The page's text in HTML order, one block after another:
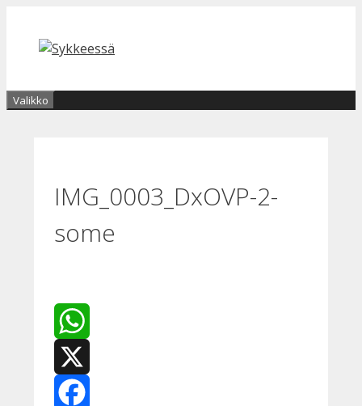
sisältöön
Valikko
IMG_0003_DxOVP-2-
some
WhatsApp
X